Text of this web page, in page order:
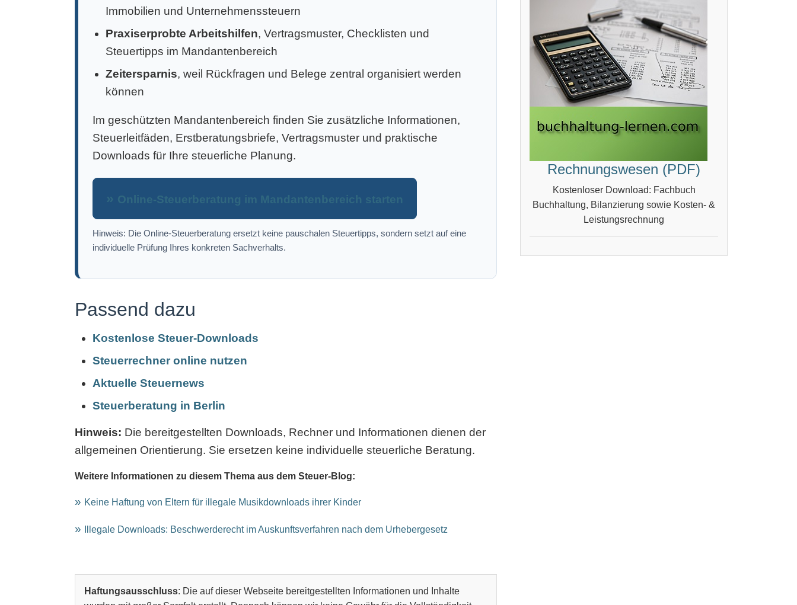
Immobilien und Unternehmenssteuern
Praxiserprobte Arbeitshilfen, Vertragsmuster, Checklisten und
Steuertipps im Mandantenbereich
Zeitersparnis, weil Rückfragen und Belege zentral organisiert werden
können
Im geschützten Mandantenbereich finden Sie zusätzliche Informationen,
Steuerleitfäden, Erstberatungsbriefe, Vertragsmuster und praktische
Downloads für Ihre steuerliche Planung.
Online-Steuerberatung im Mandantenbereich starten
Hinweis: Die Online-Steuerberatung ersetzt keine pauschalen Steuertipps, sondern setzt auf eine
individuelle Prüfung Ihres konkreten Sachverhalts.
Passend dazu
Kostenlose Steuer-Downloads
Steuerrechner online nutzen
Aktuelle Steuernews
Steuerberatung in Berlin
Hinweis: Die bereitgestellten Downloads, Rechner und Informationen dienen der
allgemeinen Orientierung. Sie ersetzen keine individuelle steuerliche Beratung.
Weitere Informationen zu diesem Thema aus dem Steuer-Blog:
Keine Haftung von Eltern für illegale Musikdownloads ihrer Kinder
Illegale Downloads: Beschwerderecht im Auskunftsverfahren nach dem Urhebergesetz
Haftungsausschluss: Die auf dieser Webseite bereitgestellten Informationen und Inhalte
Rechnungswesen (PDF)
Kostenloser Download: Fachbuch
Buchhaltung, Bilanzierung sowie Kosten- &
Leistungsrechnung